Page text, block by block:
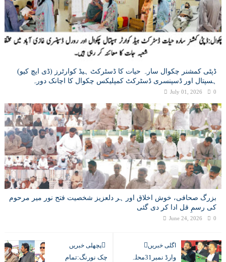
ڈپٹی کمشنر چکوال سارہ حیات کا ڈسٹرکٹ ہیڈ کوارٹرز (ڈی ایچ کیو)
ہسپتال اور ڈسپنسری ڈسٹرکٹ کمپلیکس چکوال کا اچانک دورہ
July 01, 2026 0
بزرگ صحافی، خوش اخلاق اور ہر دلعزیز شخصیت فتح نور میر مرحوم
کی رسمِ قل ادا کر دی گئی
June 24, 2026 0
اگلی خبریں
وارڈ نمبر31محلہ
پچھلی خبریں
چک نورنگ:تمام